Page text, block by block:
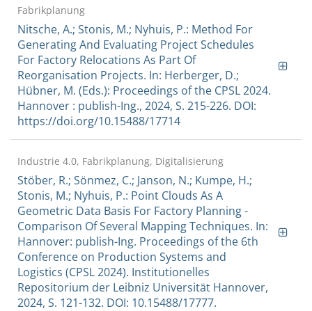
Fabrikplanung
Nitsche, A.; Stonis, M.; Nyhuis, P.: Method For
Generating And Evaluating Project Schedules
For Factory Relocations As Part Of
Reorganisation Projects. In: Herberger, D.;
Hübner, M. (Eds.): Proceedings of the CPSL 2024.
Hannover : publish-Ing., 2024, S. 215-226. DOI:
https://doi.org/10.15488/17714
Industrie 4.0, Fabrikplanung, Digitalisierung
Stöber, R.; Sönmez, C.; Janson, N.; Kumpe, H.;
Stonis, M.; Nyhuis, P.: Point Clouds As A
Geometric Data Basis For Factory Planning -
Comparison Of Several Mapping Techniques. In:
Hannover: publish-Ing. Proceedings of the 6th
Conference on Production Systems and
Logistics (CPSL 2024). Institutionelles
Repositorium der Leibniz Universität Hannover,
2024, S. 121-132. DOI: 10.15488/17777.